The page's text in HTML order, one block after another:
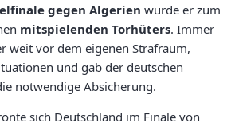
gegen Algerien wurde er zum
mitspielenden Torhüters. Immer
weit vor dem eigenen Strafraum,
und gab der deutschen
notwendige Absicherung.
sich Deutschland im Finale von